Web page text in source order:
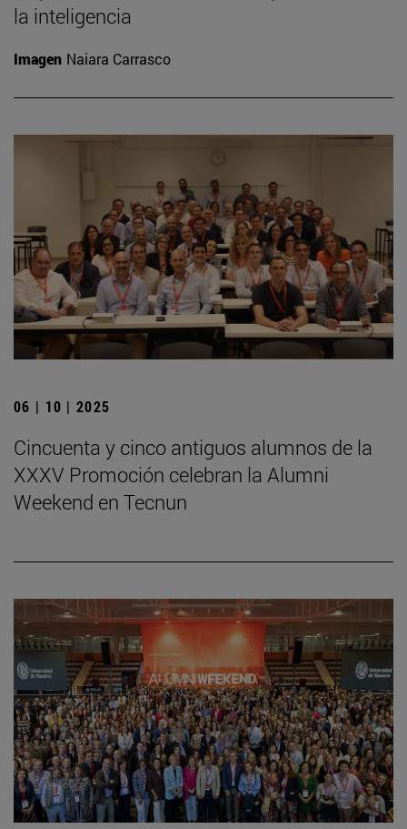
la inteligencia
Imagen Naiara Carrasco
06 | 10 | 2025
Cincuenta y cinco antiguos alumnos de la
XXXV Promoción celebran la Alumni
Weekend en Tecnun